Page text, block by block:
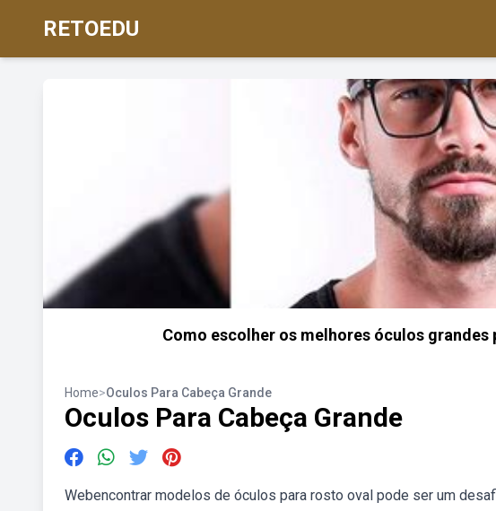
RETOEDU
Como escolher os melhores óculos grandes
Home>Oculos Para Cabeça Grande
Oculos Para Cabeça Grande
Webencontrar modelos de óculos para rosto oval pode ser um